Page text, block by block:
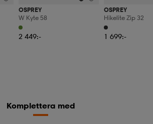
OSPREY
W Kyte 58
2 449:-
OSPREY
Hikelite Zip 32
1 699:-
Komplettera med